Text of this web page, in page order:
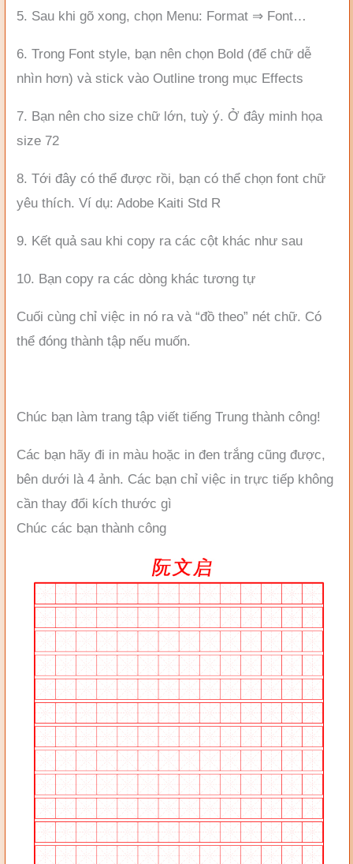
5. Sau khi gõ xong, chọn Menu: Format ⇒ Font…
6. Trong Font style, bạn nên chọn Bold (để chữ dễ
nhìn hơn) và stick vào Outline trong mục Effects
7. Bạn nên cho size chữ lớn, tuỳ ý. Ở đây minh họa
size 72
8. Tới đây có thể được rồi, bạn có thể chọn font chữ
yêu thích. Ví dụ: Adobe Kaiti Std R
9. Kết quả sau khi copy ra các cột khác như sau
10. Bạn copy ra các dòng khác tương tự
Cuối cùng chỉ việc in nó ra và “đồ theo” nét chữ. Có
thể đóng thành tập nếu muốn.
Chúc bạn làm trang tập viết tiếng Trung thành công!
Các bạn hãy đi in màu hoặc in đen trắng cũng được,
bên dưới là 4 ảnh. Các bạn chỉ việc in trực tiếp không
cần thay đổi kích thước gì
Chúc các bạn thành công